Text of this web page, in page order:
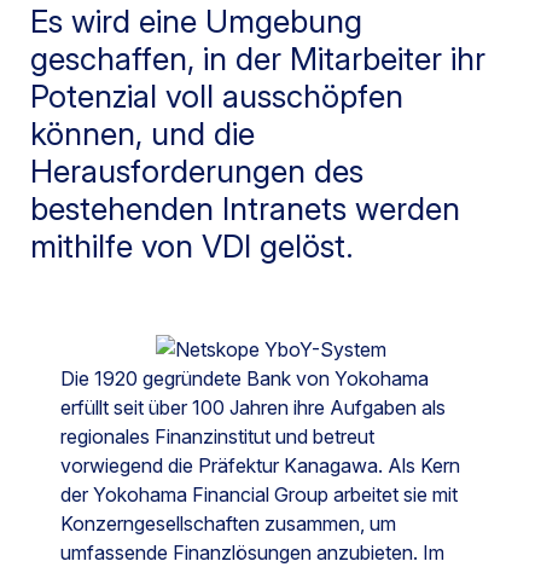
Es wird eine Umgebung
geschaffen, in der Mitarbeiter ihr
Potenzial voll ausschöpfen
können, und die
Herausforderungen des
bestehenden Intranets werden
mithilfe von VDI gelöst.
Die 1920 gegründete Bank von Yokohama
erfüllt seit über 100 Jahren ihre Aufgaben als
regionales Finanzinstitut und betreut
vorwiegend die Präfektur Kanagawa. Als Kern
der Yokohama Financial Group arbeitet sie mit
Konzerngesellschaften zusammen, um
umfassende Finanzlösungen anzubieten. Im